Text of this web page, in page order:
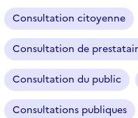
Consultation citoyenne
Consultation de
Consultation du public
Consultations publiques